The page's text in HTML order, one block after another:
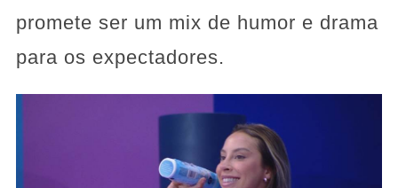
promete ser um mix de humor e drama
para os expectadores.